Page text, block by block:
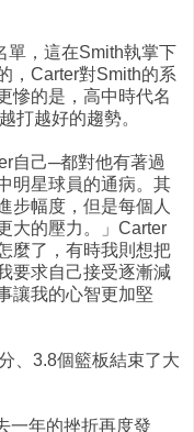
單，這在Smith執掌下
，Carter對Smith的系
慘的是，高中時代名
打越好的趨勢。
自己─都對他有著過
明星球員的通病。其
步幅度，但是每個人
大的壓力。」Carter
麼了，有時我則想把
要求自己接受逐漸減
讓我的心智更加堅
、3.8個籃板結束了大
一年的挫折再度發